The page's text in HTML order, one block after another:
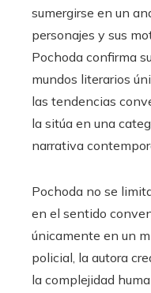
sumergirse en un
personajes y sus
Pochoda confirma
mundos literarios
las tendencias
la sitúa en una
narrativa
Pochoda no se
en el sentido
únicamente en un
policial, la autora
la complejidad